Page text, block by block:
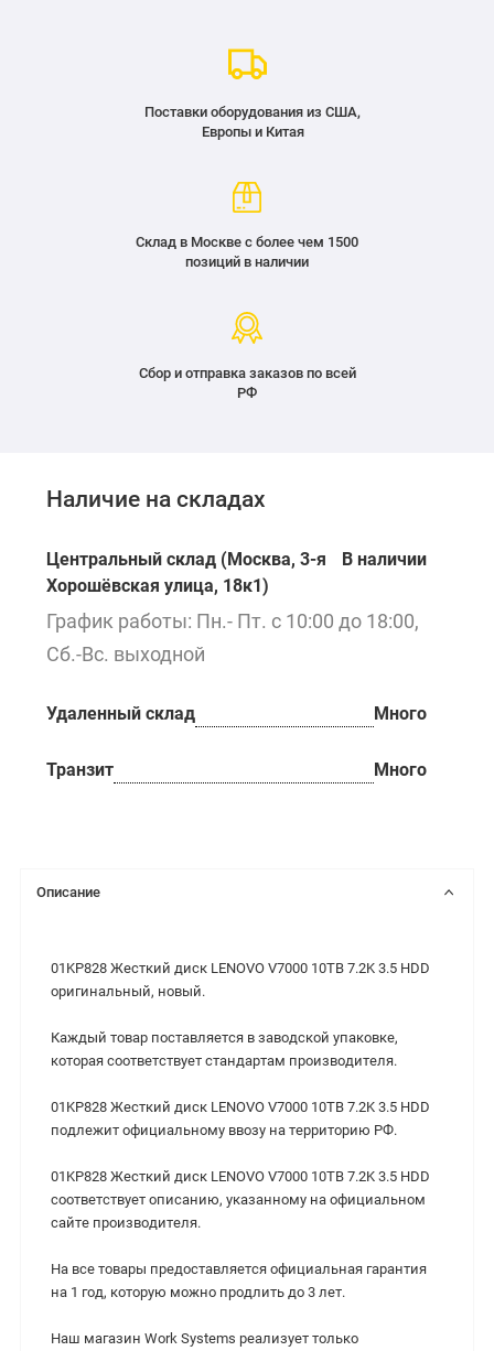
Поставки оборудования из США,
Европы и Китая
Склад в Москве с более чем 1500
позиций в наличии
Сбор и отправка заказов по всей
РФ
Наличие на складах
Центральный склад (Москва, 3-я
Хорошёвская улица, 18к1)
В наличии
График работы: Пн.- Пт. с 10:00 до 18:00,
Сб.-Вс. выходной
Удаленный склад Много
Транзит Много
Описание
01KP828 Жесткий диск LENOVO V7000 10TB 7.2K 3.5 HDD
оригинальный, новый.
Каждый товар поставляется в заводской упаковке,
которая соответствует стандартам производителя.
01KP828 Жесткий диск LENOVO V7000 10TB 7.2K 3.5 HDD
подлежит официальному ввозу на территорию РФ.
01KP828 Жесткий диск LENOVO V7000 10TB 7.2K 3.5 HDD
cоответствует описанию, указанному на официальном
сайте производителя.
На все товары предоставляется официальная гарантия
на 1 год, которую можно продлить до 3 лет.
Наш магазин Work Systems реализует только